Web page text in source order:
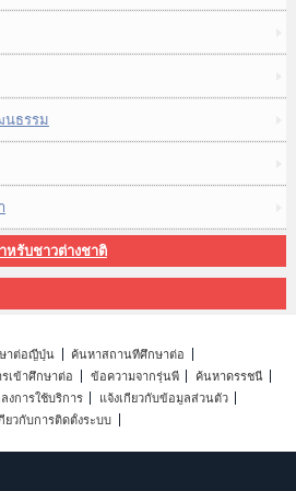
นธรรม
หรับชาวต่างชาติ
าต่อญี่ปุ่น
ค้นหาสถานที่ศึกษาต่อ
เข้าศึกษาต่อ
ข้อความจากรุ่นพี่
ค้นหาดรรชนี
งการใช้บริการ
แจ้งเกี่ยวกับข้อมูลส่วนตัว
ยวกับการติดตั้งระบบ